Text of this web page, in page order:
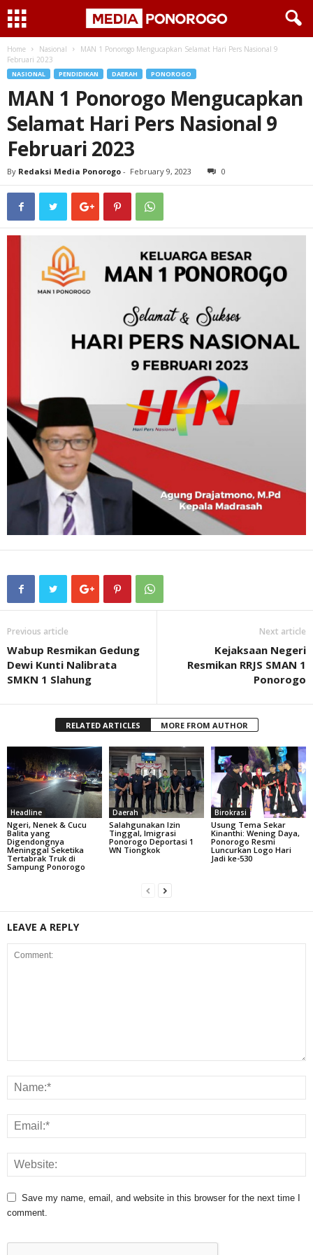
Home Nasional
MAN 1 Ponorogo Mengucapkan Selamat Hari Pers Nasional 9
Februari 2023
NASIONAL PENDIDIKAN DAERAH PONOROGO
MAN 1 Ponorogo Mengucapkan
Selamat Hari Pers Nasional 9
Februari 2023
By Redaksi Media Ponorogo - February 9, 2023 0
Previous article
Wabup Resmikan Gedung
Dewi Kunti Nalibrata
SMKN 1 Slahung
Next article
Kejaksaan Negeri
Resmikan RRJS SMAN 1
Ponorogo
RELATED ARTICLES MORE FROM AUTHOR
Headline
Ngeri, Nenek & Cucu
Balita yang
Digendongnya
Meninggal Seketika
Tertabrak Truk di
Sampung Ponorogo
Daerah
Salahgunakan Izin
Tinggal, Imigrasi
Ponorogo Deportasi 1
WN Tiongkok
Birokrasi
Usung Tema Sekar
Kinanthi: Wening Daya,
Ponorogo Resmi
Luncurkan Logo Hari
Jadi ke-530
LEAVE A REPLY
Save my name, email, and website in this browser for the next time I
comment.